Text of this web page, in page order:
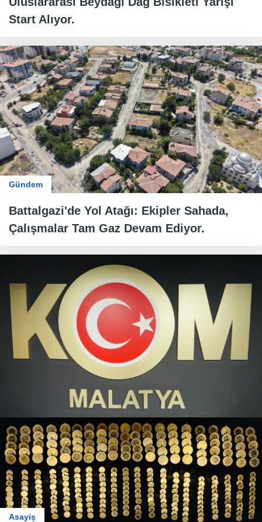
Start Alıyor.
Gündem
Battalgazi'de Yol Atağı: Ekipler Sahada,
Çalışmalar Tam Gaz Devam Ediyor.
Asayiş